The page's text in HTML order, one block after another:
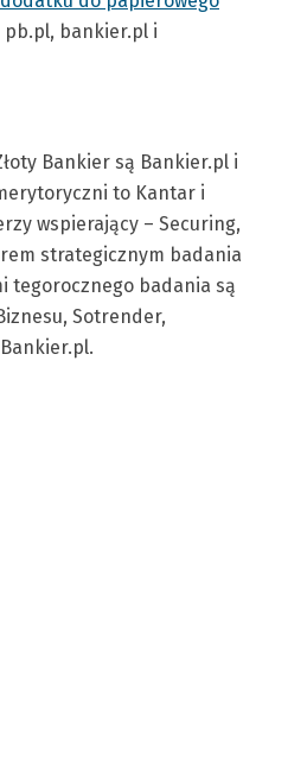
pb.pl, bankier.pl i
Bankier są Bankier.pl i
to Kantar i
wspierający – Securing,
strategicznym badania
tegorocznego badania są
Sotrender,